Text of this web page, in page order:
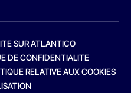
SUR ATLANTICO
DE CONFIDENTIALITE
RELATIVE AUX COOKIES